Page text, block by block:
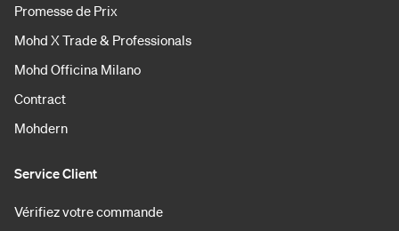
Promesse de Prix
Mohd X Trade & Professionals
Mohd Officina Milano
Contract
Mohdern
Service Client
Vérifiez votre commande